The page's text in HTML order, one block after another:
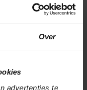
Over
advertenties te
maar ook diverse
te verbeteren. Denk aan
die aansluiten bij jouw
je liever advies van